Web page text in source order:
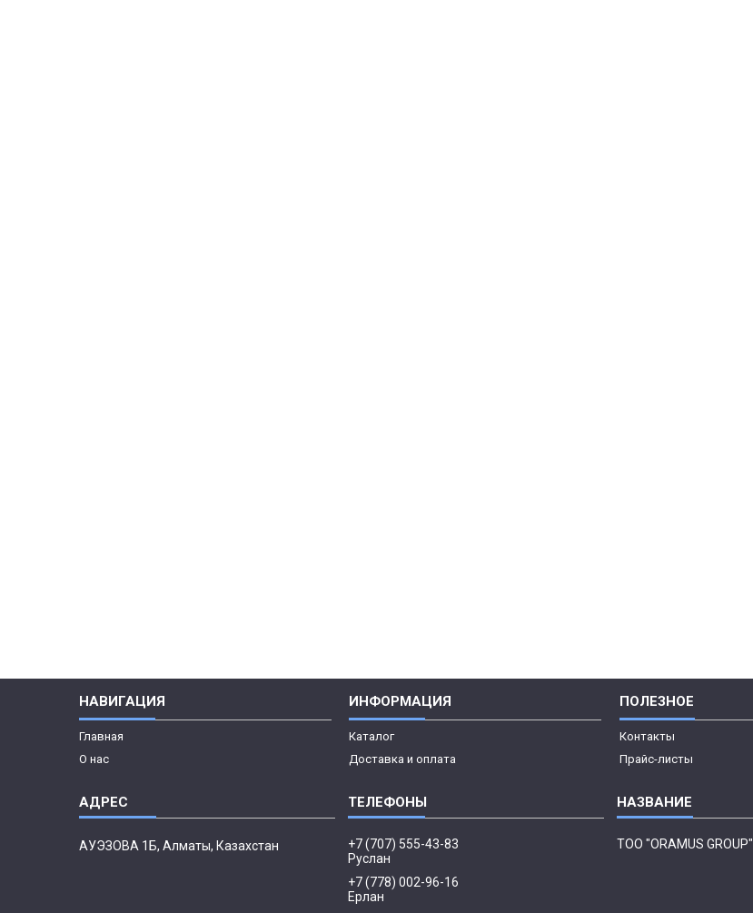
НАВИГАЦИЯ
Главная
О нас
ИНФОРМАЦИЯ
Каталог
Доставка и оплата
ПОЛЕЗНОЕ
Контакты
Прайс-листы
АУЭЗОВА 1Б, Алматы, Казахстан
+7 (707) 555-43-83
Руслан
+7 (778) 002-96-16
Ерлан
ТОО "ORAMUS GROUP"